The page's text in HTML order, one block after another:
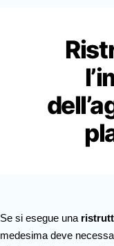
Se si esegue una
medesima deve